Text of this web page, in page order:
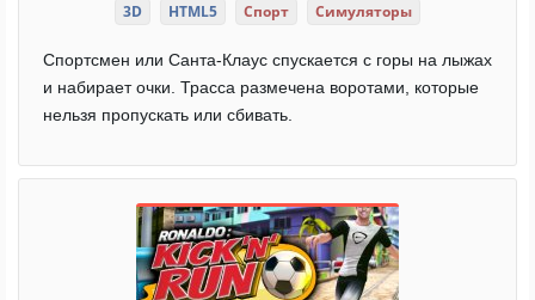
3D HTML5 Спорт Симуляторы
Спортсмен или Санта-Клаус спускается с горы на лыжах
и набирает очки. Трасса размечена воротами, которые
нельзя пропускать или сбивать.